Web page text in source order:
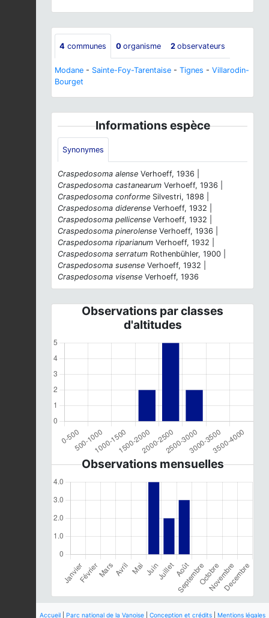
4 communes 0 organisme 2 observateurs
Modane - Sainte-Foy-Tarentaise - Tignes - Villarodin-
Bourget
Informations espèce
Synonymes
Craspedosoma alense Verhoeff, 1936 |
Craspedosoma castanearum Verhoeff, 1936 |
Craspedosoma conforme Silvestri, 1898 |
Craspedosoma diderense Verhoeff, 1932 |
Craspedosoma pellicense Verhoeff, 1932 |
Craspedosoma pinerolense Verhoeff, 1936 |
Craspedosoma riparianum Verhoeff, 1932 |
Craspedosoma serratum Rothenbühler, 1900 |
Craspedosoma susense Verhoeff, 1932 |
Craspedosoma visense Verhoeff, 1936
Observations par classes
d'altitudes
Observations mensuelles
Accueil Parc national de la Vanoise Conception et crédits Mentions légales